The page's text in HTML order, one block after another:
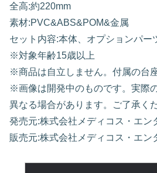
全高:約220mm
素材:PVC&ABS&POM&金属
セット内容:本体、オプションパー
※対象年齢15歳以上
※商品は自立しません。付属の台
※画像は開発中のものです。実際
異なる場合があります。ご了承く
発売元:株式会社メディコス・エン
販売元:株式会社メディコス・エン